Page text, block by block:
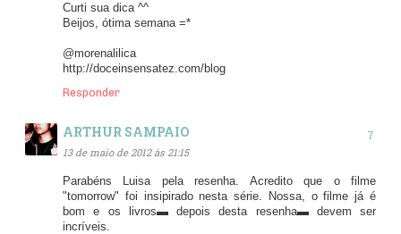
Curti sua dica ^^
Beijos, ótima semana =*
@morenalilica
http://doceinsensatez.com/blog
Responder
ARTHUR SAMPAIO
13 de maio de 2012 às 21:15
Parabéns Luisa pela resenha. Acredito que o filme
"tomorrow" foi insipirado nesta série. Nossa, o filme já é
bom e os livros▬ depois desta resenha▬ devem ser
incríveis.